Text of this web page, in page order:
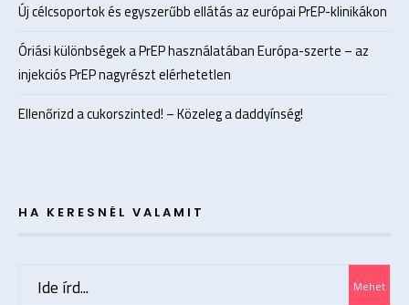
Új célcsoportok és egyszerűbb ellátás az európai PrEP-klinikákon
Óriási különbségek a PrEP használatában Európa-szerte – az
injekciós PrEP nagyrészt elérhetetlen
Ellenőrizd a cukorszinted! – Közeleg a daddyínség!
HA KERESNÉL VALAMIT
Mehet